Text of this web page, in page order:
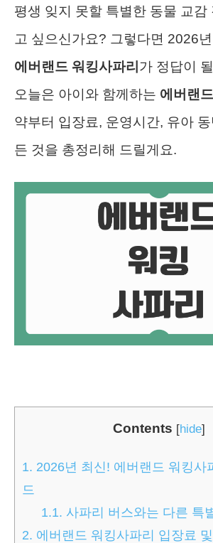
평생 잊지 못할 특별한 동물 교감
고 싶으신가요? 그렇다면 2026
에버랜드 워킹사파리 가 정답이
오늘은 아이와 함께하는 에버랜
약부터 입장료, 운영시간, 유아
든 것을 총정리해 드릴게요.
Contents [hide]
1. 2026년 최신! 에버랜드 워킹사
드
1.1. 사파리 버스와는 다른 특
2. 에버랜드 워킹사파리 입장료